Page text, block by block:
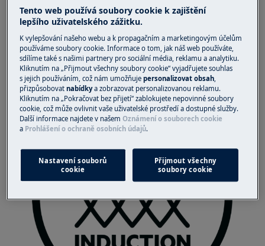
zóně nastavené na nejvyšší teplotu velmi
rychle ohřeje.
se ke dnu nádoby přitahuje magnet.
Obrázek 1: Symbol nádobí vhodného pro indukci
Tento web používá soubory cookie k zajištění
lepšího uživatelského zážitku.
K vylepšování našeho webu a k propagačním a marketingovým účelům
používáme soubory cookie. Informace o tom, jak náš web používáte,
sdílíme také s našimi partnery pro sociální média, reklamu a analytiku.
Kliknutím na „Přijmout všechny soubory cookie“ vyjadřujete souhlas
s jejich používáním, což nám umožňujepersonalizovat obsah,
přizpůsobovatnabídkya zobrazovat personalizovanou reklamu.
Kliknutím na „Pokračovat bez přijetí“ zablokujete nepovinné soubory
cookie, což může ovlivnit vaše uživatelské prostředí a dostupné služby.
Další informace najdete v našemOznámení o souborech cookie
a Prohlášení o ochraně osobních údajů.
Nastavení souborů
cookie
Přijmout všechny
soubory cookie